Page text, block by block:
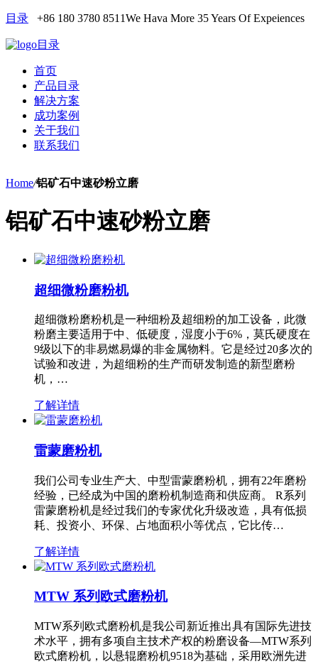
目录 +86 180 3780 8511We Hava More 35 Years Of Expeiences
目录
首页
产品目录
解决方案
成功案例
关于我们
联系我们
Home/铝矿石中速砂粉立磨
铝矿石中速砂粉立磨
超细微粉磨粉机
超细微粉磨粉机是一种细粉及超细粉的加工设备，此微
粉磨主要适用于中、低硬度，湿度小于6%，莫氏硬度在
9级以下的非易燃易爆的非金属物料。它是经过20多次的
试验和改进，为超细粉的生产而研发制造的新型磨粉
机，…
了解详情
雷蒙磨粉机
我们公司专业生产大、中型雷蒙磨粉机，拥有22年磨粉
经验，已经成为中国的磨粉机制造商和供应商。 R系列
雷蒙磨粉机是经过我们的专家优化升级改造，具有低损
耗、投资小、环保、占地面积小等优点，它比传…
了解详情
MTW 系列欧式磨粉机
MTW系列欧式磨粉机是我公司新近推出具有国际先进技
术水平，拥有多项自主技术产权的粉磨设备—MTW系列
欧式磨粉机，以悬辊磨粉机9518为基础，采用欧洲先进